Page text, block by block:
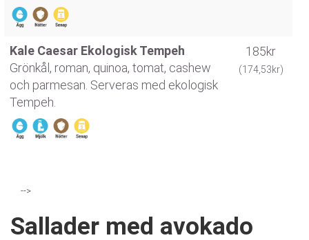
Kale Caesar Ekologisk Tempeh
Grönkål, roman, quinoa, tomat, cashew
och parmesan. Serveras med ekologisk
Tempeh.
185kr
(174,53kr)
-->
Sallader med avokado